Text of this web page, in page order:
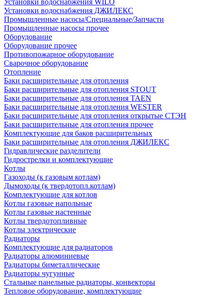
Установки водоснабжения WILO
Установки водоснабжения ДЖИЛЕКС
Промышленные насосы/Специальные/Запчасти
Промышленные насосы прочее
Оборудование
Оборудование прочее
Противопожарное оборудование
Сварочное оборудование
Отопление
Баки расширительные для отопления
Баки расширительные для отопления STOUT
Баки расширительные для отопления TAEN
Баки расширительные для отопления WESTER
Баки расширительные для отопления открытые СТЭН
Баки расширительные для отопления прочее
Комплектующие для баков расширительных
Баки расширительные для отопления ДЖИЛЕКС
Гидравлические разделители
Гидрострелки и комплектующие
Котлы
Газоходы (к газовым котлам)
Дымоходы (к твердотопл.котлам)
Комплектующие для котлов
Котлы газовые напольные
Котлы газовые настенные
Котлы твердотопливные
Котлы электрические
Радиаторы
Комплектующие для радиаторов
Радиаторы алюминиевые
Радиаторы биметаллические
Радиаторы чугунные
Стальные панельные радиаторы, конвекторы
Тепловое оборудование, комплектующие